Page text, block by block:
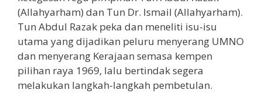
(Allahyarham) dan Tun Dr. Ismail (Allahyarham).
Tun Abdul Razak peka dan meneliti isu-isu
utama yang dijadikan peluru menyerang UMNO
dan menyerang Kerajaan semasa kempen
pilihan raya 1969, lalu bertindak segera
melakukan langkah-langkah pembetulan.